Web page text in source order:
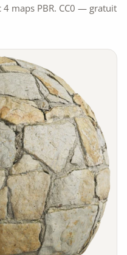
4 maps PBR. CC0 — gratuit